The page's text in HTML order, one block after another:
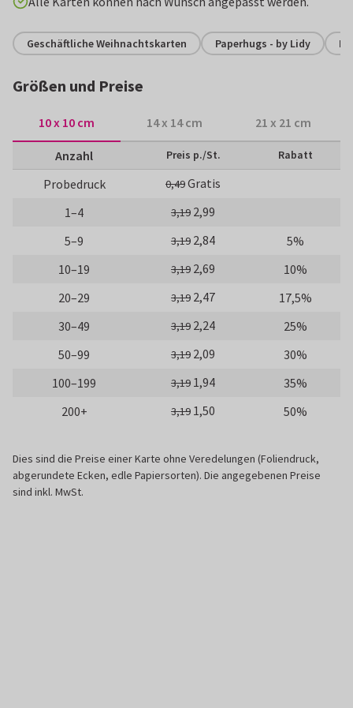
Geschäftliche Weihnachtskarten Paperhugs - by Lidy
Größen und Preise
10 x 10 cm 14 x 14 cm 21 x 21 cm
Anzahl Preis p./St. Rabatt
Probedruck 0,49Gratis
1–4
3,19 2,99
5–9
3,19 2,84
5%
10–19
3,19 2,69
10%
20–29
3,19 2,47
17,5%
30–49
3,19 2,24
25%
50–99
3,19 2,09
30%
100–199
3,19 1,94
35%
200+
3,19 1,50 50%
Dies sind die Preise einer Karte ohne Veredelungen (Foliendruck,
abgerundete Ecken, edle Papiersorten). Die angegebenen Preise
sind inkl. MwSt.